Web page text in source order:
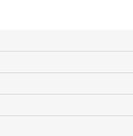
わり 性能・構造・設計
んか？